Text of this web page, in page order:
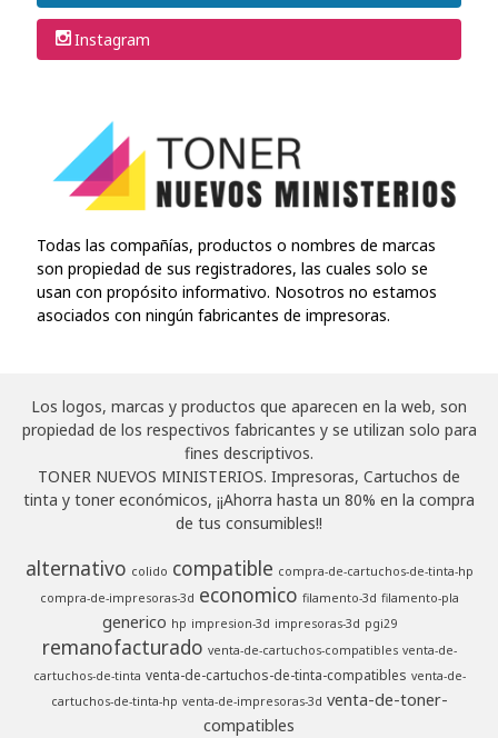
Instagram
Todas las compañías, productos o nombres de marcas
son propiedad de sus registradores, las cuales solo se
usan con propósito informativo. Nosotros no estamos
asociados con ningún fabricantes de impresoras.
Los logos, marcas y productos que aparecen en la web, son
propiedad de los respectivos fabricantes y se utilizan solo para
fines descriptivos.
TONER NUEVOS MINISTERIOS. Impresoras, Cartuchos de
tinta y toner económicos, ¡¡Ahorra hasta un 80% en la compra
de tus consumibles!!
alternativo colido compatible compra-de-cartuchos-de-tinta-hp
compra-de-impresoras-3d economico filamento-3d filamento-pla
generico hp impresion-3d impresoras-3d pgi29
remanofacturado venta-de-cartuchos-compatibles venta-de-
cartuchos-de-tinta venta-de-cartuchos-de-tinta-compatibles venta-de-
cartuchos-de-tinta-hp venta-de-impresoras-3d venta-de-toner-
compatibles